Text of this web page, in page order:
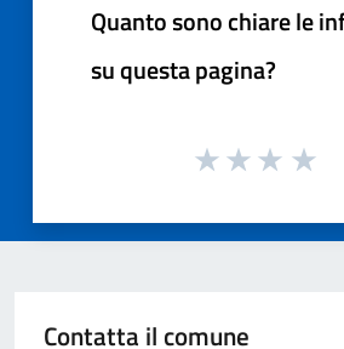
Quanto sono chiare le
su questa pagina?
Contatta il comune